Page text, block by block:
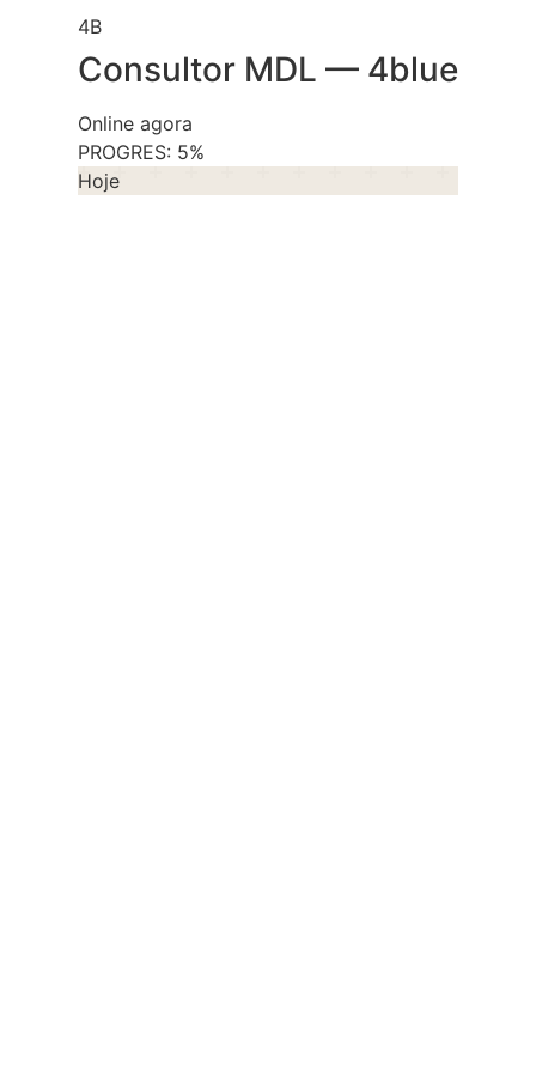
4B
Consultor MDL — 4blue
Online agora
PROGRES: 5%
Hoje